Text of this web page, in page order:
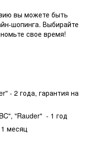
вы можете быть
шопинга. Выбирайте
свое время!
- 2 года, гарантия на
"Rauder" - 1 год
месяц